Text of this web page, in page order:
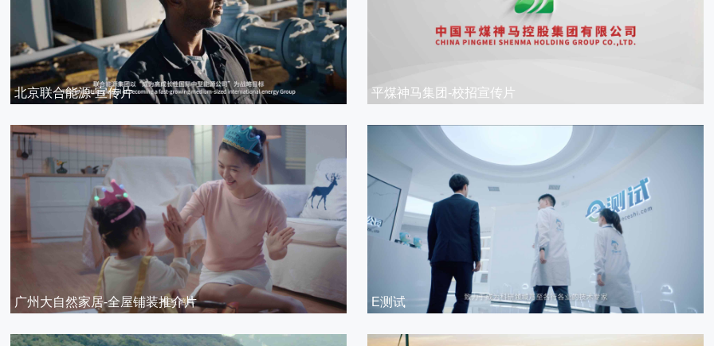
北京联合能源-宣传片 平煤神马集团-校招宣传片
广州大自然家居-全屋铺装推介片 E测试